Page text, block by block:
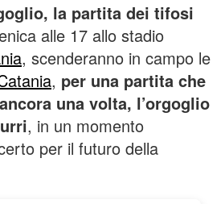
la partita dei tifosi
alle 17 allo stadio
, scenderanno in campo le
, per una partita che
una volta, l’orgoglio
, in un momento
per il futuro della